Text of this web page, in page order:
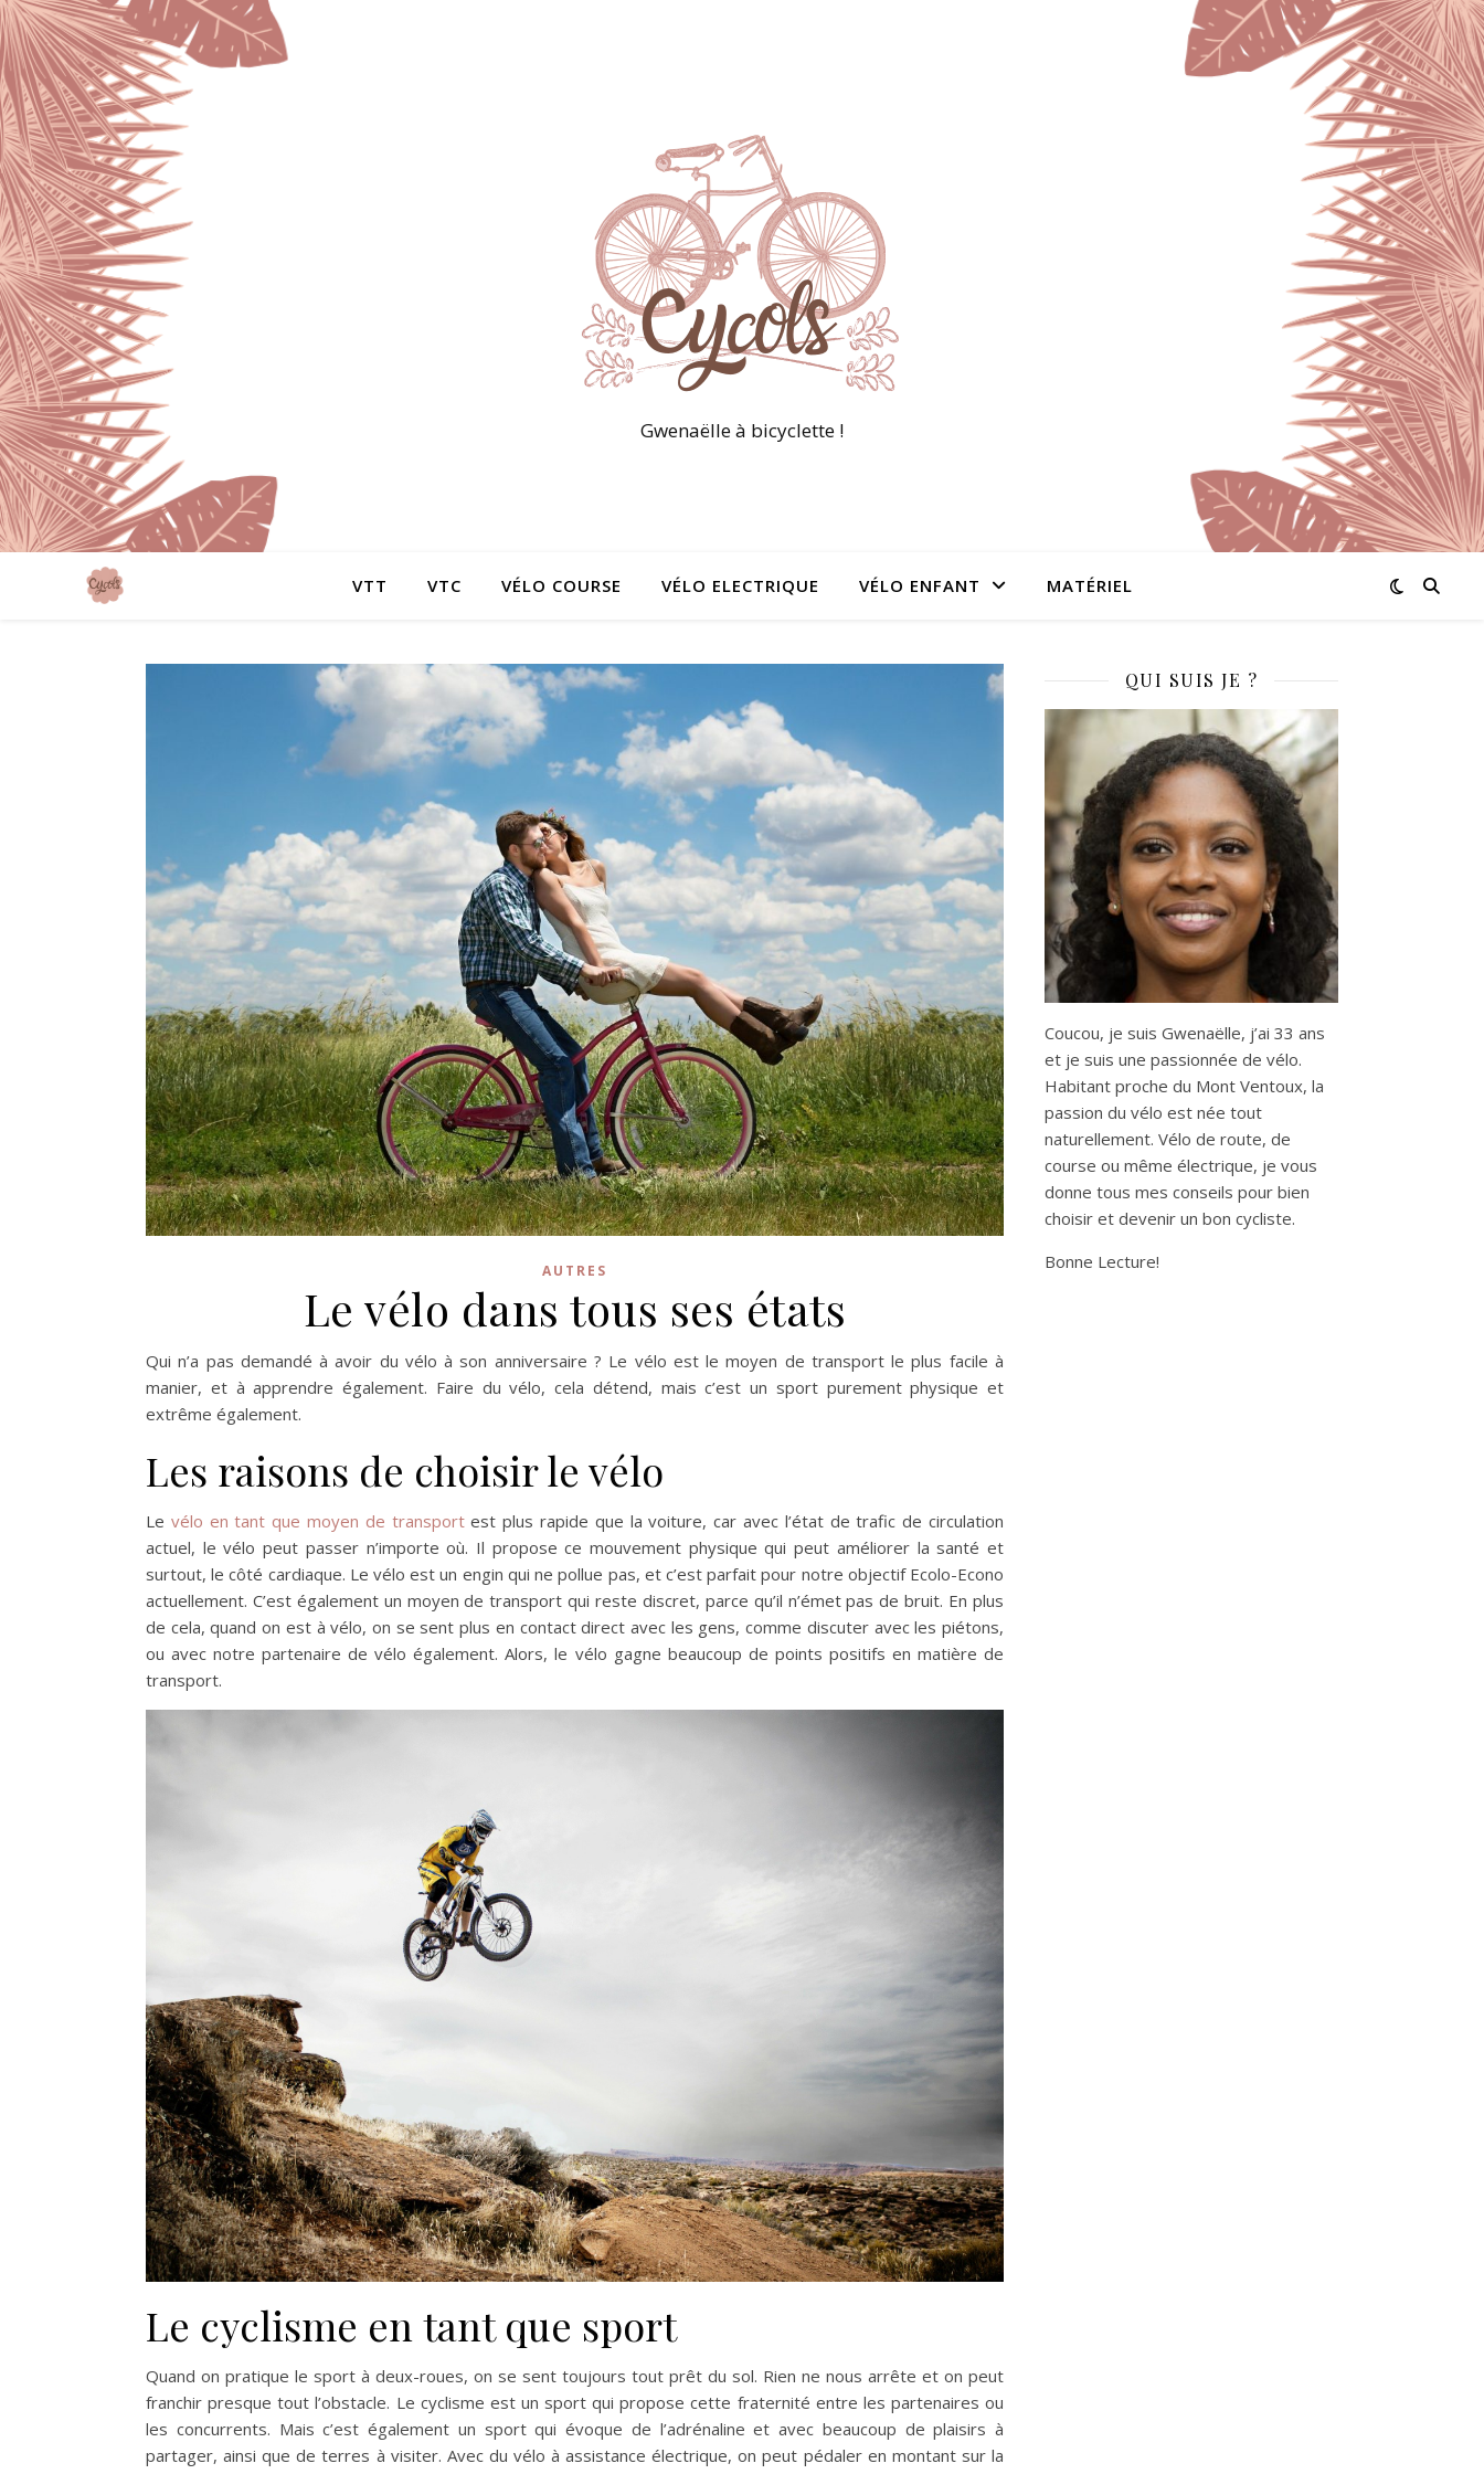
Gwenaëlle à bicyclette !
VTT VTC VÉLO COURSE VÉLO ELECTRIQUE VÉLO ENFANT MATÉRIEL
AUTRES
Le vélo dans tous ses états
Qui n’a pas demandé à avoir du vélo à son anniversaire ? Le vélo est le moyen de transport le plus facile à
manier, et à apprendre également. Faire du vélo, cela détend, mais c’est un sport purement physique et
extrême également.
Les raisons de choisir le vélo
Le vélo en tant que moyen de transportest plus rapide que la voiture, car avec l’état de trafic de circulation
actuel, le vélo peut passer n’importe où. Il propose ce mouvement physique qui peut améliorer la santé et
surtout, le côté cardiaque. Le vélo est un engin qui ne pollue pas, et c’est parfait pour notre objectif Ecolo-Econo
actuellement. C’est également un moyen de transport qui reste discret, parce qu’il n’émet pas de bruit. En plus
de cela, quand on est à vélo, on se sent plus en contact direct avec les gens, comme discuter avec les piétons,
ou avec notre partenaire de vélo également. Alors, le vélo gagne beaucoup de points positifs en matière de
transport.
Le cyclisme en tant que sport
Quand on pratique le sport à deux-roues, on se sent toujours tout prêt du sol. Rien ne nous arrête et on peut
franchir presque tout l’obstacle. Le cyclisme est un sport qui propose cette fraternité entre les partenaires ou
les concurrents. Mais c’est également un sport qui évoque de l’adrénaline et avec beaucoup de plaisirs à
partager, ainsi que de terres à visiter. Avec du vélo à assistance électrique, on peut pédaler en montant sur la
QUI SUIS JE ?
Coucou, je suis Gwenaëlle, j’ai 33 ans
et je suis une passionnée de vélo.
Habitant proche du Mont Ventoux, la
passion du vélo est née tout
naturellement. Vélo de route, de
course ou même électrique, je vous
donne tous mes conseils pour bien
choisir et devenir un bon cycliste.
Bonne Lecture!